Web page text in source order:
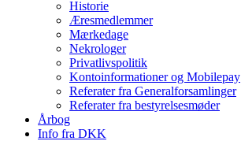
Historie
Æresmedlemmer
Mærkedage
Nekrologer
Privatlivspolitik
Kontoinformationer og Mobilepay
Referater fra Generalforsamlinger
Referater fra bestyrelsesmøder
Årbog
Info fra DKK